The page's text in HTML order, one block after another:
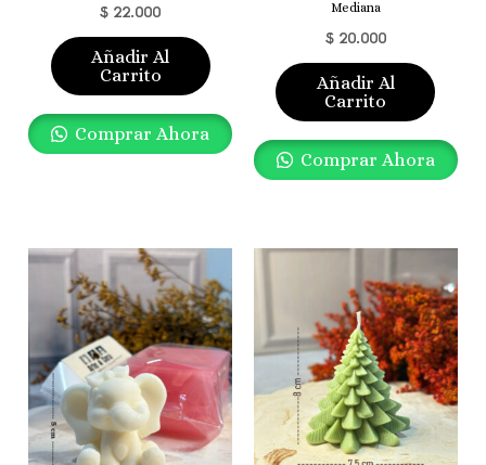
$ 22.000
Añadir Al
Carrito
Comprar Ahora
Mediana
$20.000
Añadir Al
Carrito
Comprar Ahora